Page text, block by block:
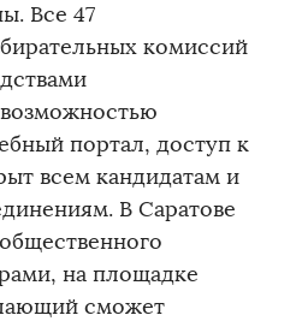
Все 47
комиссий
портал, доступ к
всем кандидатам и
В Саратове
на площадке
сможет